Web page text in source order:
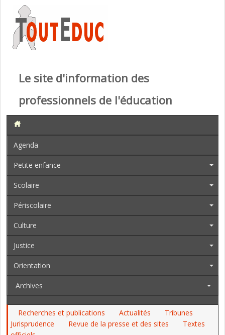
Le site d'information des
professionnels de l'éducation
Agenda
Petite enfance
Scolaire
Périscolaire
Culture
Justice
Orientation
Archives
Recherches et publications Actualités
Tribunes
Jurisprudence
Revue de la presse et des sites
Textes